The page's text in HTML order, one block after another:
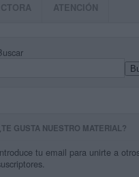
ATENCIÓN
GUSTA NUESTRO MATERIAL?
tu email para unirte a